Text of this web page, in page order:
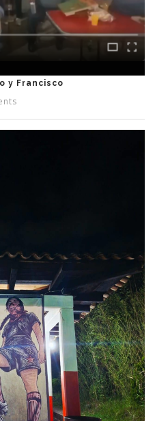
y Francisco